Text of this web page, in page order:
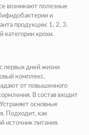
возникают полезные
и
продукции: 1, 2, 3.
категории крохи.
первых дней жизни
комплекс.
от повышенного
В состав входит
основные
Подходит, как
источник питания.